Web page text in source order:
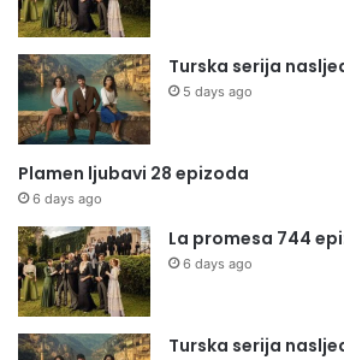
Turska serija
5 days ago
Plamen ljubavi 28 epizoda
6 days ago
La promesa 744
6 days ago
Turska serija